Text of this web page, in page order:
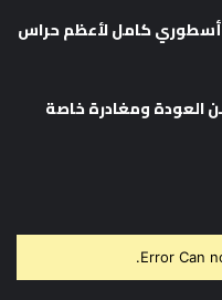
أسطوري كامل لأعظم حراس
العودة ومغادرة خاصة
Error Can